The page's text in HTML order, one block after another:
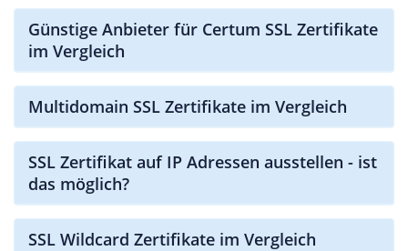
Günstige Anbieter für Certum SSL Zertifikate
im Vergleich
Multidomain SSL Zertifikate im Vergleich
SSL Zertifikat auf IP Adressen ausstellen - ist
das möglich?
SSL Wildcard Zertifikate im Vergleich